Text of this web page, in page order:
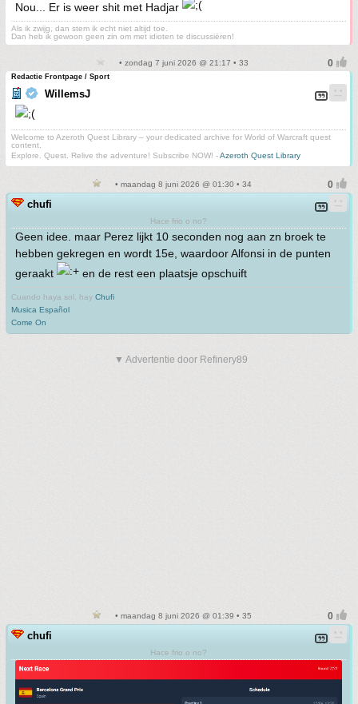
Nou... Er is weer shit met Hadjar
Als ik zwijg, dan stem ik echt niet altijd toe.
Dan heb ik gewoon geen zin om met idioten te discussiëren!
• zondag 7 juni 2026 @ 21:17 • 33
Redactie Frontpage / Sport
WillemsJ
Welcome to Azeroth Quest Library – your dedicated archive for World of Warcraft quest
content.
Explore. Quest. Relive the adventure! Subscribe NOW! -Azeroth Quest Library
• maandag 8 juni 2026 @ 01:30 • 34
chufi
Hace frio o no?
Geen idee. maar Perez lijkt 10 seconden nog aan zn broek te
hebben gekregen en wordt 15e, waardoor Alfonsi in de punten
geraakt
en de rest een plaatsje opschuift
Cuando haya sol, hay Chufi
Musica Español
Come On
▼ Advertentie door Refinery89
• maandag 8 juni 2026 @ 01:39 • 35
chufi
Hace frio o no?